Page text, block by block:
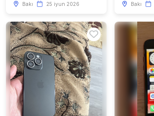
Bakı 25 iyun 2026 Bakı